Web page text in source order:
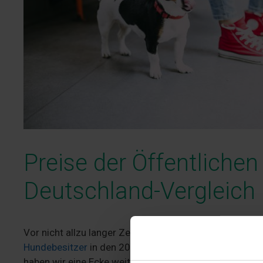
Preise der
Deutschland-Vergleich
Vor nicht allzu langer Zeit haben wir in einer großen
Hundebesitzer in den 20 größten Städten